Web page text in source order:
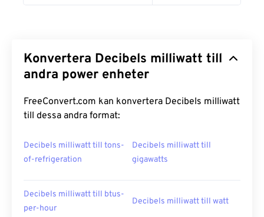
Konvertera Decibels milliwatt till
andra power enheter
FreeConvert.com kan konvertera Decibels milliwatt
till dessa andra format:
Decibels milliwatt till tons-
of-refrigeration
Decibels milliwatt till
gigawatts
Decibels milliwatt till btus-
per-hour
Decibels milliwatt till watt